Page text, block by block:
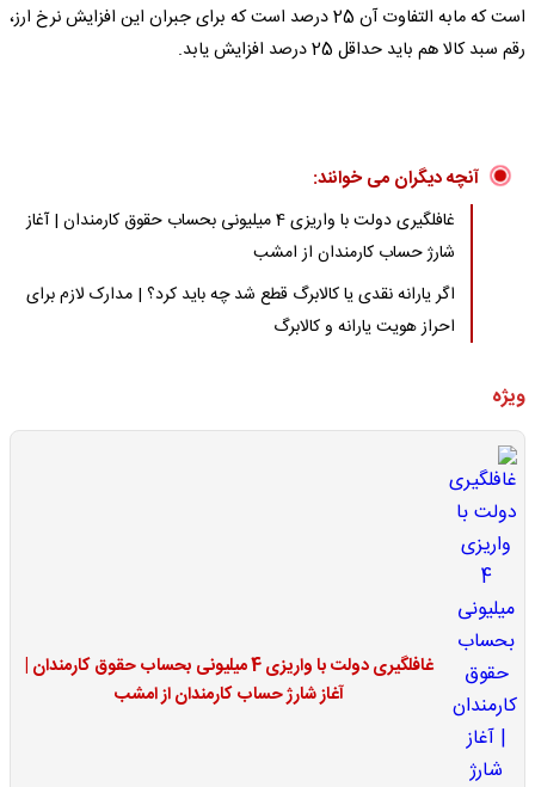
است که مابه التفاوت آن 25 درصد است که برای جبران این افزایش نرخ ارز،
رقم سبد کالا هم باید حداقل 25 درصد افزایش یابد.
آنچه دیگران می خوانند:
غافلگیری دولت با واریزی 4 میلیونی بحساب حقوق کارمندان | آغاز
شارژ حساب کارمندان از امشب
اگر یارانه نقدی یا کالابرگ قطع شد چه باید کرد؟ | مدارک لازم برای
احراز هویت یارانه و کالابرگ
ویژه
غافلگیری دولت با واریزی 4 میلیونی بحساب حقوق کارمندان |
آغاز شارژ حساب کارمندان از امشب